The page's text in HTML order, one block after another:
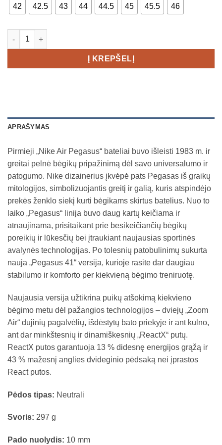
42 42.5 43 44 44.5 45 45.5 46
produkto kiekis: Nike Air Zoom Pegasus Plus Men's
Į KREPŠELĮ
APRAŠYMAS
Pirmieji „Nike Air Pegasus“ bateliai buvo išleisti 1983 m. ir
greitai pelnė bėgikų pripažinimą dėl savo universalumo ir
patogumo. Nike dizainerius įkvėpė pats Pegasas iš graikų
mitologijos, simbolizuojantis greitį ir galią, kuris atspindėjo
prekės ženklo siekį kurti bėgikams skirtus batelius. Nuo to
laiko „Pegasus“ linija buvo daug kartų keičiama ir
atnaujinama, prisitaikant prie besikeičiančių bėgikų
poreikių ir lūkesčių bei įtraukiant naujausias sportinės
avalynės technologijas. Po tolesnių patobulinimų sukurta
nauja „Pegasus 41“ versija, kurioje rasite dar daugiau
stabilumo ir komforto per kiekvieną bėgimo treniruotę.
Naujausia versija užtikrina puikų atšokimą kiekvieno
bėgimo metu dėl pažangios technologijos – dviejų „Zoom
Air“ dujinių pagalvėlių, išdėstytų bato priekyje ir ant kulno,
ant dar minkštesnių ir dinamiškesnių „ReactX“ putų.
ReactX putos garantuoja 13 % didesnę energijos grąžą ir
43 % mažesnį anglies dvideginio pėdsaką nei įprastos
React putos.
Pėdos tipas: Neutrali
Svoris: 297 g
Pado nuolydis: 10 mm